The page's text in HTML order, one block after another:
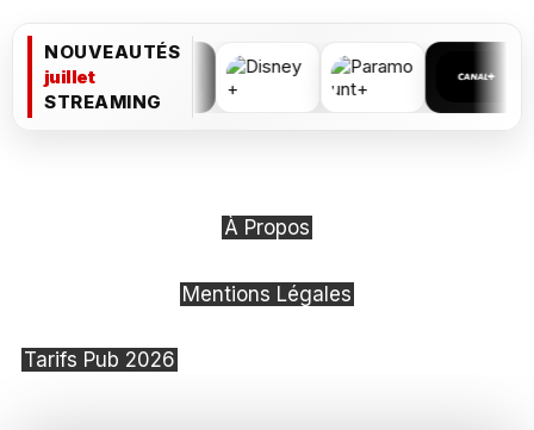
NOUVEAUTÉS
juillet
STREAMING
À Propos
Mentions Légales
Tarifs Pub 2026